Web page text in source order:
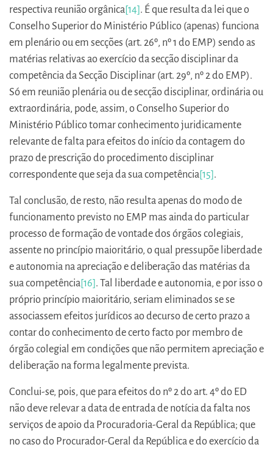
respectiva reunião orgânica[14]. É que resulta da lei que o
Conselho Superior do Ministério Público (apenas) funciona
em plenário ou em secções (art. 26º, nº 1 do EMP) sendo as
matérias relativas ao exercício da secção disciplinar da
competência da Secção Disciplinar (art. 29º, nº 2 do EMP).
Só em reunião plenária ou de secção disciplinar, ordinária ou
extraordinária, pode, assim, o Conselho Superior do
Ministério Público tomar conhecimento juridicamente
relevante de falta para efeitos do início da contagem do
prazo de prescrição do procedimento disciplinar
correspondente que seja da sua competência[15].
Tal conclusão, de resto, não resulta apenas do modo de
funcionamento previsto no EMP mas ainda do particular
processo de formação de vontade dos órgãos colegiais,
assente no princípio maioritário, o qual pressupõe liberdade
e autonomia na apreciação e deliberação das matérias da
sua competência[16]. Tal liberdade e autonomia, e por isso o
próprio princípio maioritário, seriam eliminados se se
associassem efeitos jurídicos ao decurso de certo prazo a
contar do conhecimento de certo facto por membro de
órgão colegial em condições que não permitem apreciação e
deliberação na forma legalmente prevista.
Conclui-se, pois, que para efeitos do nº 2 do art. 4º do ED
não deve relevar a data de entrada de notícia da falta nos
serviços de apoio da Procuradoria-Geral da República; que
no caso do Procurador-Geral da República e do exercício da